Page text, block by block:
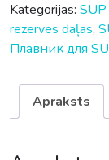
Kategorijas:
rezerves daļas,
Плавник для
Apraksts